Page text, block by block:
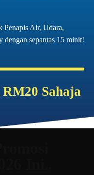
Penapis Air, Udara,
sepantas 15 minit!
Sahaja